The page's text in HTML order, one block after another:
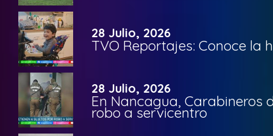
28 Julio, 2026
TVO Reportajes: Conoce la
28 Julio, 2026
En Nancagua, Carabineros
robo a servicentro